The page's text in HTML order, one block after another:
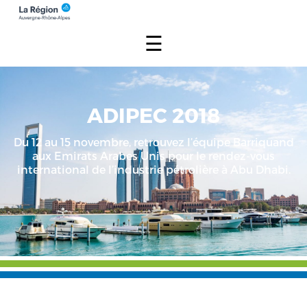
☰
ADIPEC 2018
Du 12 au 15 novembre, retrouvez l’équipe Barriquand
aux Emirats Arabes Unis pour le rendez-vous
international de l’industrie pétrolière à Abu Dhabi.